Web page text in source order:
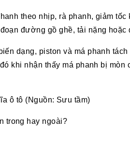
theo nhịp, rà phanh, giảm tốc
đường gồ ghề, tải nặng hoặc
dạng, piston và má phanh
khi nhận thấy má phanh bị mòn
ô tô (Nguồn: Sưu tầm)
trong hay ngoài?